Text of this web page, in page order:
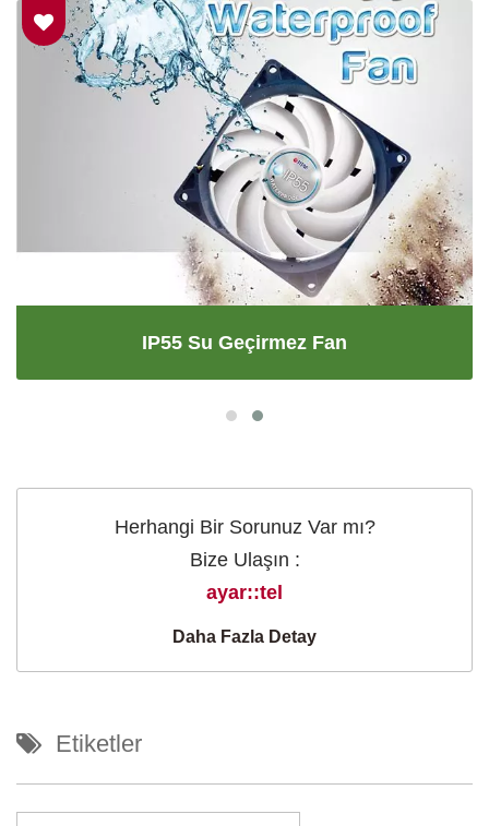
IP55 Su Geçirmez Fan
Herhangi Bir Sorunuz Var mı?
Bize Ulaşın :
ayar::tel
Daha Fazla Detay
Etiketler